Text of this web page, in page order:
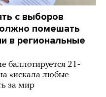
с выборов
помешать
в региональные
баллотируется 21-
«искала любые
за мир